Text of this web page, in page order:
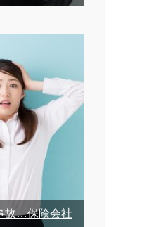
故…保険会社